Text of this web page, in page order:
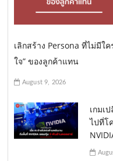
เลิกสร้าง Persona ที่ไม่มีใ
ใจ” ของลูกค้าแทน
August 9, 2026
เกมเ
ไปที่โ